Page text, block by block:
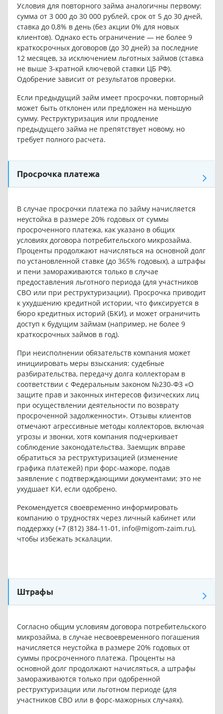
Условия для повторного займа аналогичны первому:
сумма от 3 000 до 30 000 рублей, срок от 5 до 30 дней,
ставка до 0,8% в день (без акции 0% для новых
клиентов). Однако есть ограничение — не более 9
краткосрочных договоров (до 30 дней) за последние
12 месяцев, за исключением льготных займов (ставка
не выше 3-кратной ключевой ставки ЦБ РФ).
Одобрение зависит от результатов проверки.
Если предыдущий займ имеет просрочки, повторный
может быть отклонен или предложен на меньшую
сумму. Реструктуризация или продление
предыдущего займа не препятствует новому, но
требует полного расчета.
Просрочка платежа
В случае просрочки платежа по займу начисляется
неустойка в размере 20% годовых от суммы
просроченного платежа, как указано в общих
условиях договора потребительского микрозайма.
Проценты продолжают начисляться на основной долг
по установленной ставке (до 365% годовых), а штрафы
и пени замораживаются только в случае
предоставления льготного периода (для участников
СВО или при реструктуризации). Просрочка приводит
к ухудшению кредитной истории, что фиксируется в
бюро кредитных историй (БКИ), и может ограничить
доступ к будущим займам (например, не более 9
краткосрочных займов в год).
При неисполнении обязательств компания может
инициировать меры взыскания: судебные
разбирательства, передачу долга коллекторам в
соответствии с Федеральным законом №230-ФЗ «О
защите прав и законных интересов физических лиц
при осуществлении деятельности по возврату
просроченной задолженности». Отзывы клиентов
отмечают агрессивные методы коллекторов, включая
угрозы и звонки, хотя компания подчеркивает
соблюдение законодательства. Заемщик вправе
обратиться за реструктуризацией (изменение
графика платежей) при форс-мажоре, подав
заявление с подтверждающими документами; это не
ухудшает КИ, если одобрено.
Рекомендуется своевременно информировать
компанию о трудностях через личный кабинет или
поддержку (+7 (812) 384-11-01, info@migom-zaim.ru),
чтобы избежать эскалации.
Штрафы
Согласно общим условиям договора потребительского
микрозайма, в случае несвоевременного погашения
начисляется неустойка в размере 20% годовых от
суммы просроченного платежа. Проценты на
основной долг продолжают начисляться, а штрафы
замораживаются только при одобренной
реструктуризации или льготном периоде (для
участников СВО или в форс-мажорных случаях).